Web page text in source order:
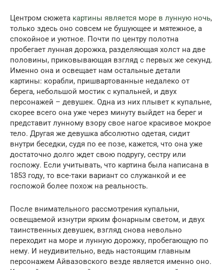
Центром сюжета картины является море в лунную ночь,
только здесь оно совсем не бушующее и мятежное, а
спокойное и уютное. Почти по центру полотна
пробегает лунная дорожка, разделяющая холст на две
половины, приковывающая взгляд с первых же секунд.
Именно она и освещает нам остальные детали
картины: корабли, пришвартованные недалеко от
берега, небольшой мостик с купальней, и двух
персонажей – девушек. Одна из них плывет к купальне,
скорее всего она уже через минуту выйдет на берег и
представит лунному взору свое нагое красивое мокрое
тело. Другая же девушка абсолютно одетая, сидит
внутри беседки, судя по ее позе, кажется, что она уже
достаточно долго ждет свою подругу, сестру или
госпожу. Если учитывать, что картина была написана в
1853 году, то все-таки вариант со служанкой и ее
госпожой более похож на реальность.
После внимательного рассмотрения купальни,
освещаемой изнутри ярким фонарным светом, и двух
таинственных девушек, взгляд снова невольно
переходит на море и лунную дорожку, пробегающую по
нему. И неудивительно, ведь настоящим главным
персонажем Айвазовского везде является именно оно.